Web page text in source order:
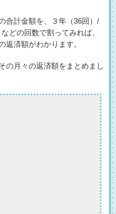
合計金額を、３年（36回）/
どの回数で割ってみれば、
返済額がわかります。
の月々の返済額をまとめまし